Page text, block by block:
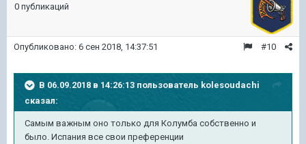
0 публикаций
#10
Опубликовано: 6 сен 2018, 14:37:51
В 06.09.2018 в 14:26:13 пользователь kolesoudachi
сказал:
Самым важным оно только для Колумба собственно и
было. Испания все свои преференции